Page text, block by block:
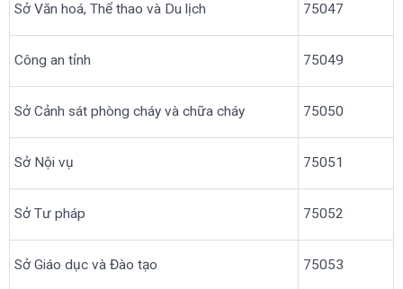
Sở Văn hoá, Thể thao và Du lịch 75047
Công an tỉnh 75049
Sở Cảnh sát phòng cháy và chữa cháy 75050
Sở Nội vụ 75051
Sở Tư pháp 75052
Sở Giáo dục và Đào tạo 75053